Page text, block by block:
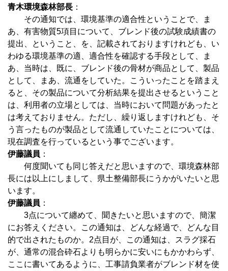
青木環境森林部長 ：
その通知では、環境基準の適合性ということで、ま
あ、有害物質5項目について、ブレンド後の試験成績書の
提出、ということ、を、記載されておりますけれども、い
わゆる環境基準の適、適合性を確認する手段として、ま
あ、当時は、既に、ブレンド後の骨材が商品として、製品
として、まあ、流通をしていた。こういったことを踏まえ
ると、その製品について分析結果を提出させるということ
は、利用者の立場としては、当時において問題があったと
は考えておりません。ただし、繰り返しますけれども、そ
う言ったものが製品として流通していたことについては、
現在調査を行っているという事でございます。
伊藤議員 ：
何度聞いても同じ答えだと思いますので、環境森林部
長には以上にしまして、県土整備部長にうかがいたいと思
います。
伊藤議員 ：
3点について纏めて、聞きたいと思いますので、簡潔
にお答えください。この通知は、どんな経過で、どんな目
的で出されたものか。2点目が、この通知は、スラグ採石
が、通常の混合砕石よりも明らかに安いにもかかわらず、
ここに書いてあるように、工事請負業者がブレンド材を使